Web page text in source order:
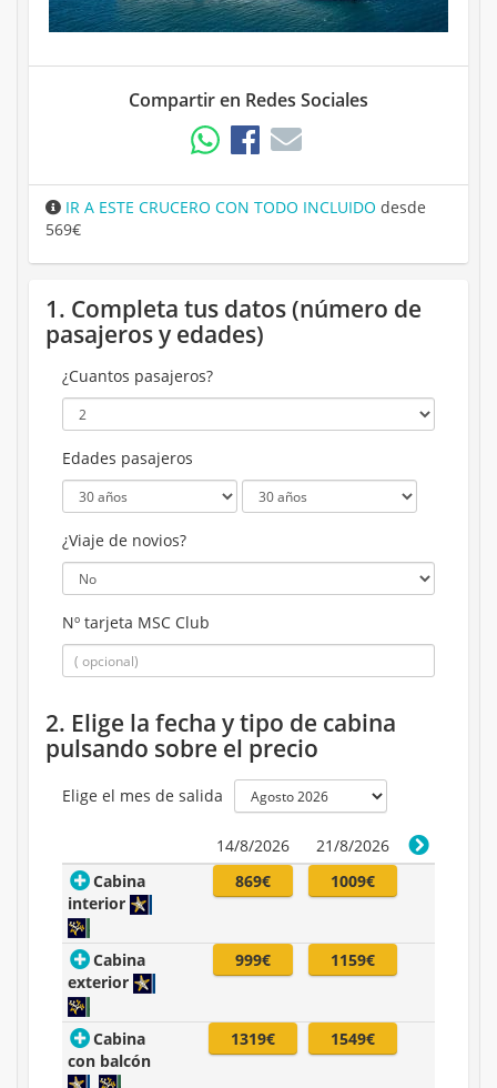
Compartir en Redes Sociales
IR A ESTE CRUCERO CON TODO INCLUIDO desde
569€
1. Completa tus datos (número de
pasajeros y edades)
¿Cuantos pasajeros?
Edades pasajeros
¿Viaje de novios?
Nº tarjeta MSC Club
2. Elige la fecha y tipo de cabina
pulsando sobre el precio
Elige el mes de salida
14/8/2026
21/8/2026
Cabina
interior
869€ 1009€
Cabina
exterior
999€ 1159€
Cabina
con balcón
1319€ 1549€